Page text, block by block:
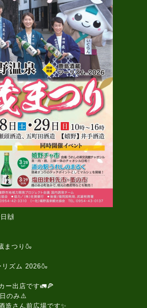
🙌
まつり🍶
ズム 2026🍶
ー出店です🚛🍕
のみ⚠️
造さん前広場です✨